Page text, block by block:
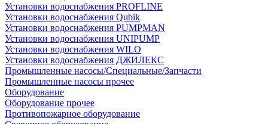
Установки водоснабжения PROFLINE
Установки водоснабжения Qubik
Установки водоснабжения PUMPMAN
Установки водоснабжения UNIPUMP
Установки водоснабжения WILO
Установки водоснабжения ДЖИЛЕКС
Промышленные насосы/Специальные/Запчасти
Промышленные насосы прочее
Оборудование
Оборудование прочее
Противопожарное оборудование